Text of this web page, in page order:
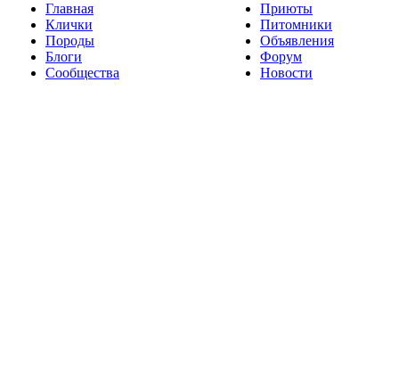
Главная
Клички
Породы
Блоги
Сообщества
Приюты
Питомники
Объявления
Форум
Новости